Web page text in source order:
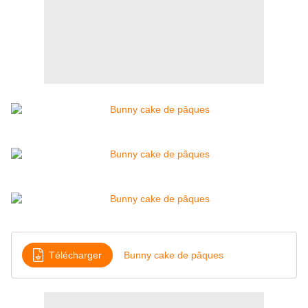
Télécharger Bunny cake de pâques